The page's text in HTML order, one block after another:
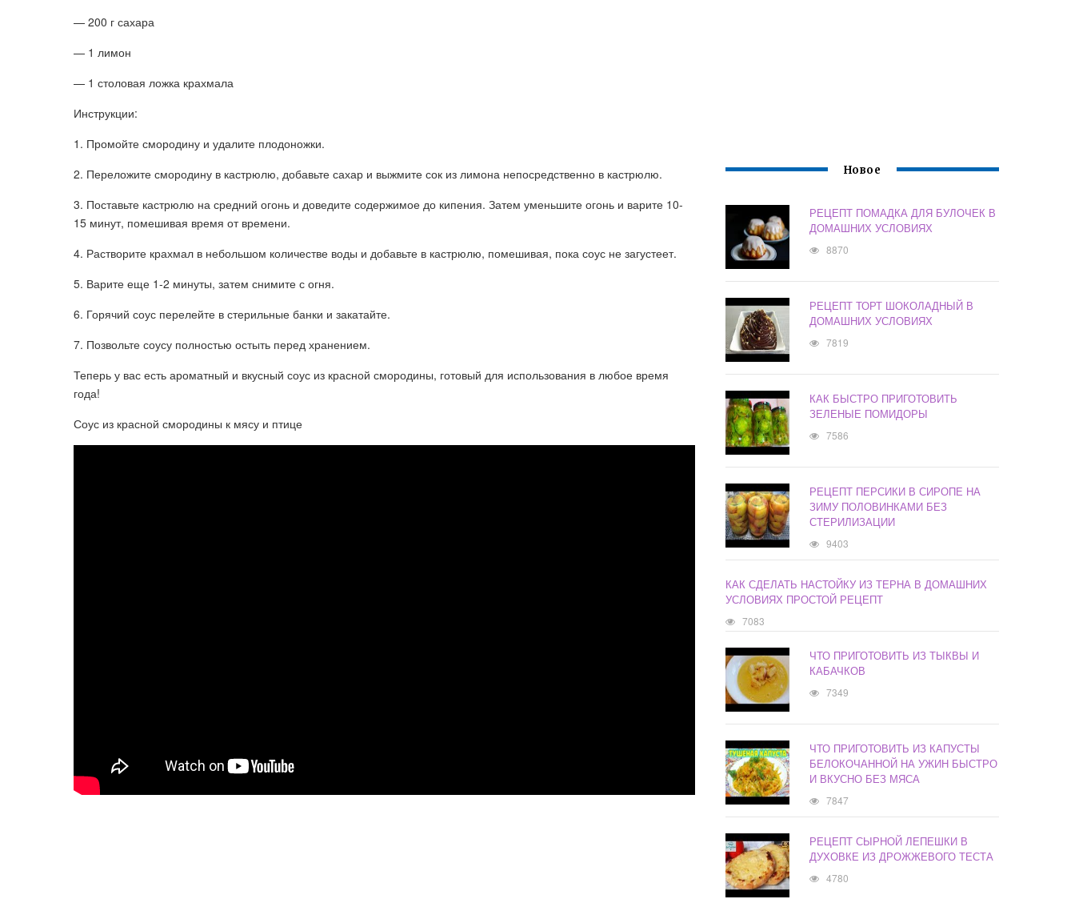
— 200 г сахара
— 1 лимон
— 1 столовая ложка крахмала
Инструкции:
1. Промойте смородину и удалите плодоножки.
2. Переложите смородину в кастрюлю, добавьте сахар и выжмите сок из лимона непосредственно в кастрюлю.
3. Поставьте кастрюлю на средний огонь и доведите содержимое до кипения. Затем уменьшите огонь и варите 10-
15 минут, помешивая время от времени.
4. Растворите крахмал в небольшом количестве воды и добавьте в кастрюлю, помешивая, пока соус не загустеет.
5. Варите еще 1-2 минуты, затем снимите с огня.
6. Горячий соус перелейте в стерильные банки и закатайте.
7. Позвольте соусу полностью остыть перед хранением.
Теперь у вас есть ароматный и вкусный соус из красной смородины, готовый для использования в любое время
года!
Соус из красной смородины к мясу и птице
Новое
РЕЦЕПТ ПОМАДКА ДЛЯ БУЛОЧЕК В
ДОМАШНИХ УСЛОВИЯХ
8870
РЕЦЕПТ ТОРТ ШОКОЛАДНЫЙ В
ДОМАШНИХ УСЛОВИЯХ
7819
КАК БЫСТРО ПРИГОТОВИТЬ
ЗЕЛЕНЫЕ ПОМИДОРЫ
7586
РЕЦЕПТ ПЕРСИКИ В СИРОПЕ НА
ЗИМУ ПОЛОВИНКАМИ БЕЗ
СТЕРИЛИЗАЦИИ
9403
КАК СДЕЛАТЬ НАСТОЙКУ ИЗ ТЕРНА В ДОМАШНИХ
УСЛОВИЯХ ПРОСТОЙ РЕЦЕПТ
7083
ЧТО ПРИГОТОВИТЬ ИЗ ТЫКВЫ И
КАБАЧКОВ
7349
ЧТО ПРИГОТОВИТЬ ИЗ КАПУСТЫ
БЕЛОКОЧАННОЙ НА УЖИН БЫСТРО
И ВКУСНО БЕЗ МЯСА
7847
РЕЦЕПТ СЫРНОЙ ЛЕПЕШКИ В
ДУХОВКЕ ИЗ ДРОЖЖЕВОГО ТЕСТА
4780